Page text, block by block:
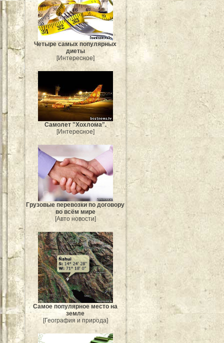
Четыре самых популярных
диеты
[Интересное]
Самолет "Хохлома".
[Интересное]
Грузовые перевозки по договору
во всём мире
[Авто новости]
Самое популярное место на
земле
[География и природа]